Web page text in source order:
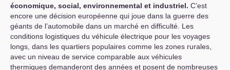
économique, social, environnemental et industriel. C’est
encore une décision européenne qui joue dans la guerre des
géants de l’automobile dans un marché en difficulté. Les
conditions logistiques du véhicule électrique pour les voyages
longs, dans les quartiers populaires comme les zones rurales,
avec un niveau de service comparable aux véhicules
thermiques demanderont des années et posent de nombreuses